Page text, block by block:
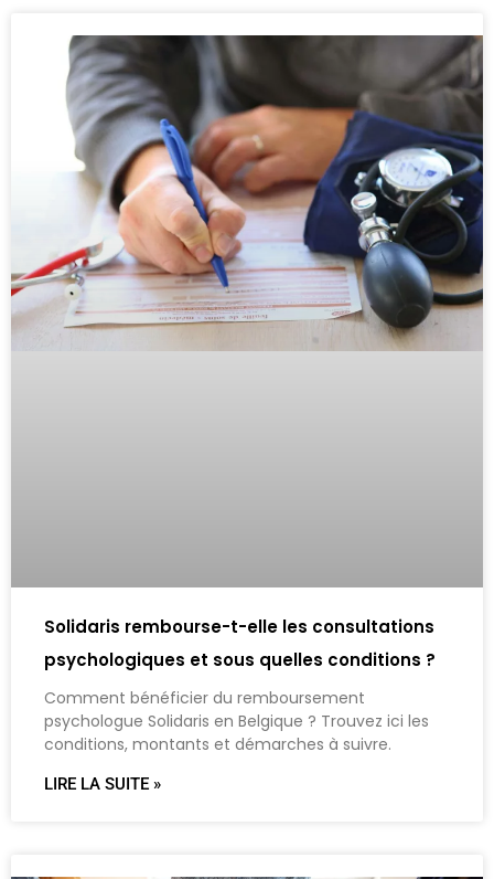
Solidaris rembourse-t-elle les consultations
psychologiques et sous quelles conditions ?
Comment bénéficier du remboursement
psychologue Solidaris en Belgique ? Trouvez ici les
conditions, montants et démarches à suivre.
LIRE LA SUITE »